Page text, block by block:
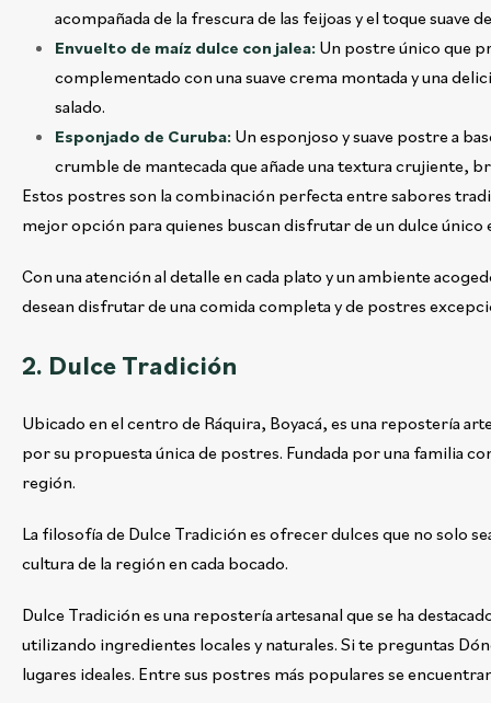
acompañada de la frescura de las feijoas y el toque
Envuelto de maíz dulce con jalea: Un postre único que
complementado con una suave crema montada y una
salado.
Esponjado de Curuba: Un esponjoso y suave postre a
crumble de mantecada que añade una textura crujiente,
Estos postres son la combinación perfecta entre sabores
mejor opción para quienes buscan disfrutar de un dulce único
Con una atención al detalle en cada plato y un ambiente
desean disfrutar de una comida completa y de postres
2. Dulce Tradición
Ubicado en el centro de Ráquira, Boyacá, es una repostería
por su propuesta única de postres. Fundada por una familia
región.
La filosofía de Dulce Tradición es ofrecer dulces que no solo
cultura de la región en cada bocado.
Dulce Tradición es una repostería artesanal que se ha
utilizando ingredientes locales y naturales. Si te preguntas
lugares ideales. Entre sus postres más populares se